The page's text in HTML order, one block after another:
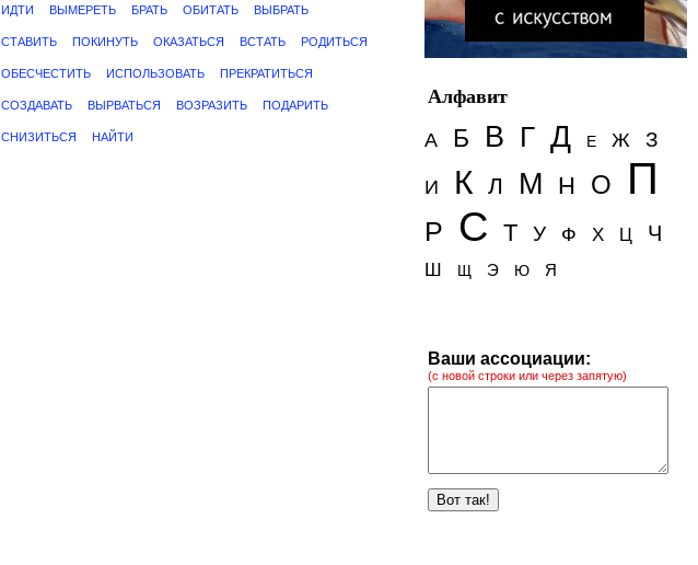
ИДТИ ВЫМЕРЕТЬ БРАТЬ ОБИТАТЬ ВЫБРАТЬ
СТАВИТЬ ПОКИНУТЬ ОКАЗАТЬСЯ ВСТАТЬ РОДИТЬСЯ
ОБЕСЧЕСТИТЬ ИСПОЛЬЗОВАТЬ ПРЕКРАТИТЬСЯ
СОЗДАВАТЬ ВЫРВАТЬСЯ ВОЗРАЗИТЬ ПОДАРИТЬ
СНИЗИТЬСЯ НАЙТИ
Алфавит
А
Б В Г Д Е Ж З
И К Л М Н О П
Р С Т У Ф Х Ц Ч
Ш Щ Э Ю Я
Ваши ассоциации:
(с новой строки или через запятую)